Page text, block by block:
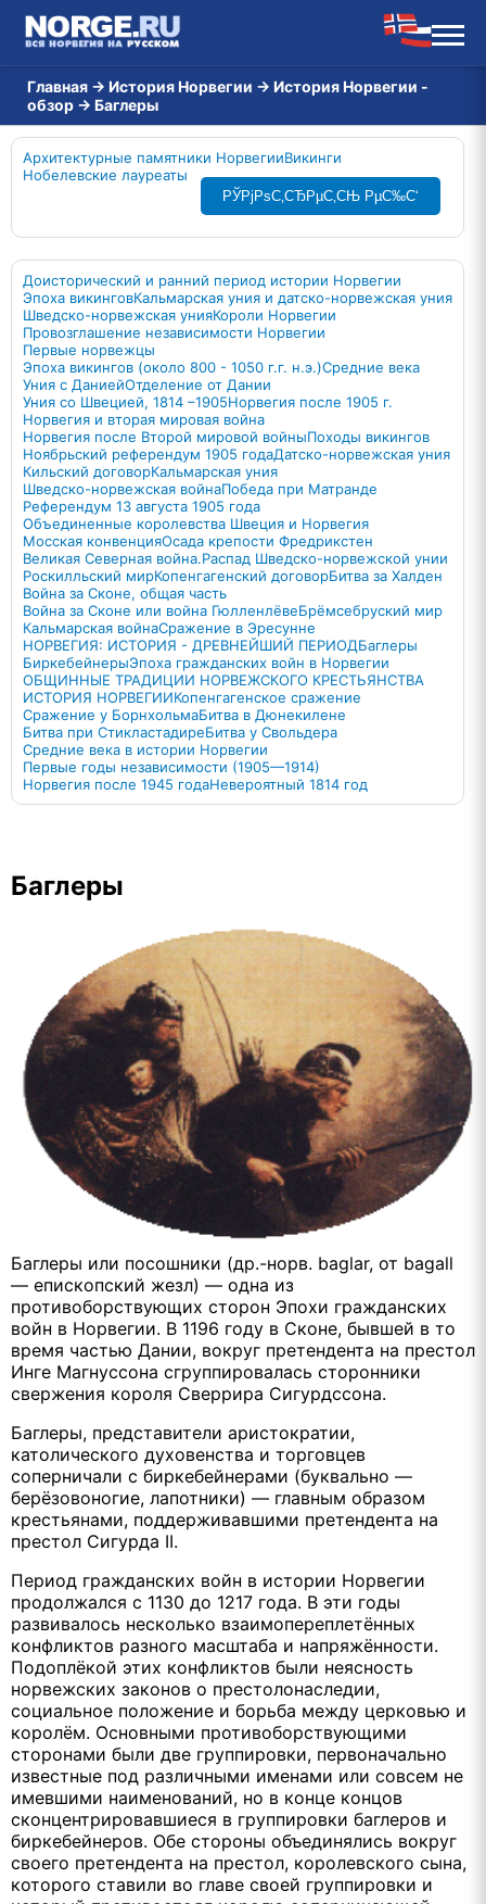
Главная → История Норвегии → История Норвегии -
обзор → Баглеры
Архитектурные памятники НорвегииВикинги
Нобелевские лауреаты
РЎРјРѕС‚СЂРµС‚СЊ РµС‰С‘
Доисторический и ранний период истории Норвегии
Эпоха викинговКальмарская уния и датско-норвежская уния
Шведско-норвежская унияКороли Норвегии
Провозглашение независимости Норвегии
Первые норвежцы
Эпоха викингов (около 800 - 1050 г.г. н.э.)Средние века
Уния с ДаниейОтделение от Дании
Уния со Швецией, 1814 –1905Норвегия после 1905 г.
Норвегия и вторая мировая война
Норвегия после Второй мировой войныПоходы викингов
Ноябрьский референдум 1905 годаДатско-норвежская уния
Кильский договорКальмарская уния
Шведско-норвежская войнаПобеда при Матранде
Референдум 13 августа 1905 года
Объединенные королевства Швеция и Норвегия
Мосская конвенцияОсада крепости Фредрикстен
Великая Северная война.Распад Шведско-норвежской унии
Роскилльский мирКопенгагенский договорБитва за Халден
Война за Сконе, общая часть
Война за Сконе или война ГюлленлёвеБрёмсебруский мир
Кальмарская войнаСражение в Эресунне
НОРВЕГИЯ: ИСТОРИЯ - ДРЕВНЕЙШИЙ ПЕРИОДБаглеры
БиркебейнерыЭпоха гражданских войн в Норвегии
ОБЩИННЫЕ ТРАДИЦИИ НОРВЕЖСКОГО КРЕСТЬЯНСТВА
ИСТОРИЯ НОРВЕГИИКопенгагенское сражение
Сражение у БорнхольмаБитва в Дюнекилене
Битва при СтикластадиреБитва у Свольдера
Средние века в истории Норвегии
Первые годы независимости (1905—1914)
Норвегия после 1945 годаНевероятный 1814 год
Баглеры
Баглеры или посошники (др.-норв. baglar, от bagall
— епископский жезл) — одна из
противоборствующих сторон Эпохи гражданских
войн в Норвегии. В 1196 году в Сконе, бывшей в то
время частью Дании, вокруг претендента на престол
Инге Магнуссона сгруппировалась сторонники
свержения короля Cверрира Сигурдссона.
Баглеры, представители аристократии,
католического духовенства и торговцев
соперничали с биркебейнерами (буквально —
берёзовоногие, лапотники) — главным образом
крестьянами, поддерживавшими претендента на
престол Сигурда II.
Период гражданских войн в истории Норвегии
продолжался с 1130 до 1217 года. В эти годы
развивалось несколько взаимопереплетённых
конфликтов разного масштаба и напряжённости.
Подоплёкой этих конфликтов были неясность
норвежских законов о престолонаследии,
социальное положение и борьба между церковью и
королём. Основными противоборствующими
сторонами были две группировки, первоначально
известные под различными именами или совсем не
имевшими наименований, но в конце концов
сконцентрировавшиеся в группировки баглеров и
биркебейнеров. Обе стороны объединялись вокруг
своего претендента на престол, королевского сына,
которого ставили во главе своей группировки и